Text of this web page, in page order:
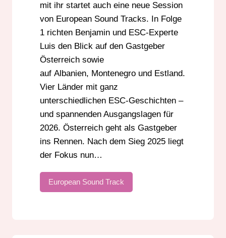
RADIO DARMSTADT
mit ihr startet auch eine neue Session
von European Sound Tracks. In Folge
1 richten Benjamin und ESC-Experte
Luis den Blick auf den Gastgeber
Österreich sowie
auf Albanien, Montenegro und Estland.
Vier Länder mit ganz
unterschiedlichen ESC-Geschichten –
und spannenden Ausgangslagen für
2026. Österreich geht als Gastgeber
ins Rennen. Nach dem Sieg 2025 liegt
der Fokus nun…
European Sound Track